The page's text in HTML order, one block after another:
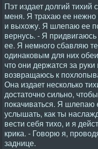
Пэт издает долгий тихий
меня. Я трахаю ее нежно
и выхожу. Я шлепаю ее
вернусь. - Я
ее. Я немного сбавляю
одинаковым для них
что они держатся за руки
возвращаюсь к
Она издает несколько
достаточно сильно,
покачиваться. Я шлепаю
услышать, как ты
вести себя тихо, и я
крика. - Говорю я,
заднице.